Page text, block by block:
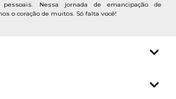
Nessa jornada de emancipação de
o coração de muitos. Só falta você!